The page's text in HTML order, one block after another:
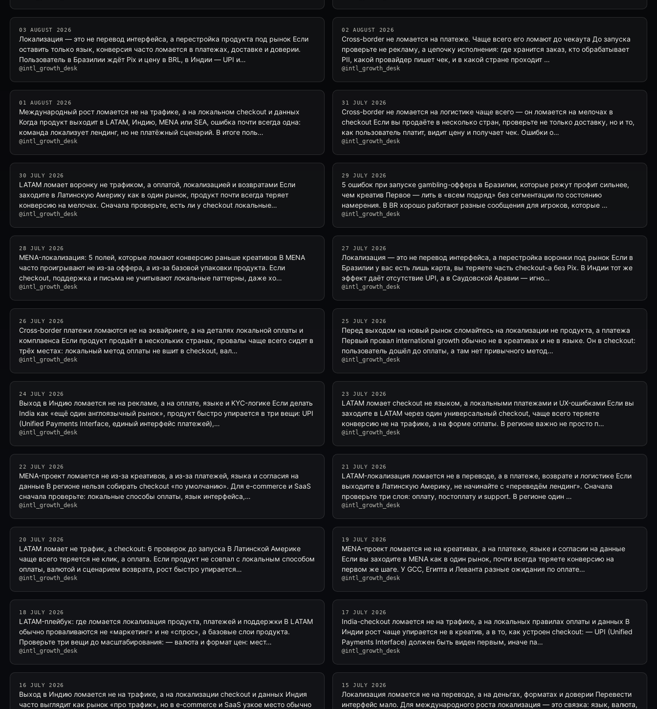
03 AUGUST 2026
Локализация — это не перевод интерфейса, а перестройка продукта под рынок Если
оставить только язык, конверсия часто ломается в платежах, доставке и доверии.
Пользователь в Бразилии ждёт Pix и цену в BRL, в Индии — UPI и…
@intl_growth_desk
02 AUGUST 2026
Cross-border не ломается на платеже. Чаще всего его ломают до чекаута До запуска
проверьте не рекламу, а цепочку исполнения: где хранится заказ, кто обрабатывает
PII, какой провайдер пишет чек, и в какой стране проходит …
@intl_growth_desk
01 AUGUST 2026
Международный рост ломается не на трафике, а на локальном checkout и данных
Когда продукт выходит в LATAM, Индию, MENA или SEA, ошибка почти всегда одна:
команда локализует лендинг, но не платёжный сценарий. В итоге поль…
@intl_growth_desk
31 JULY 2026
Cross-border не ломается на логистике чаще всего — он ломается на мелочах в
checkout Если вы продаёте в несколько стран, проверьте не только доставку, но и то,
как пользователь платит, видит цену и получает чек. Ошибки о…
@intl_growth_desk
30 JULY 2026
LATAM ломает воронку не трафиком, а оплатой, локализацией и возвратами Если
заходите в Латинскую Америку как в один рынок, продукт почти всегда теряет
конверсию на мелочах. Сначала проверьте, есть ли у checkout локальные…
@intl_growth_desk
29 JULY 2026
5 ошибок при запуске gambling-оффера в Бразилии, которые режут профит сильнее,
чем креатив Первое — лить в «всем подряд» без сегментации по состоянию
намерения. В BR хорошо работают разные сообщения для игроков, которые …
@intl_growth_desk
28 JULY 2026
MENA-локализация: 5 полей, которые ломают конверсию раньше креативов В MENA
часто проигрывают не из-за оффера, а из-за базовой упаковки продукта. Если
checkout, поддержка и письма не учитывают локальные паттерны, даже хо…
@intl_growth_desk
27 JULY 2026
Локализация — это не перевод интерфейса, а перестройка воронки под рынок Если в
Бразилии у вас есть лишь карта, вы теряете часть checkout-а без Pix. В Индии тот же
эффект даёт отсутствие UPI, а в Саудовской Аравии — игно…
@intl_growth_desk
26 JULY 2026
Cross-border платежи ломаются не на эквайринге, а на деталях локальной оплаты и
комплаенса Если продукт продаёт в нескольких странах, провалы чаще всего сидят в
трёх местах: локальный метод оплаты не вшит в checkout, вал…
@intl_growth_desk
25 JULY 2026
Перед выходом на новый рынок сломайтесь на локализации не продукта, а платежа
Первый провал international growth обычно не в креативах и не в языке. Он в checkout:
пользователь дошёл до оплаты, а там нет привычного метод…
@intl_growth_desk
24 JULY 2026
Выход в Индию ломается не на рекламе, а на оплате, языке и KYC-логике Если делать
India как «ещё один англоязычный рынок», продукт быстро упирается в три вещи: UPI
(Unified Payments Interface, единый интерфейс платежей),…
@intl_growth_desk
23 JULY 2026
LATAM ломает checkout не языком, а локальными платежами и UX-ошибками Если вы
заходите в LATAM через один универсальный checkout, чаще всего теряете
конверсию не на трафике, а на форме оплаты. В регионе важно не просто п…
@intl_growth_desk
22 JULY 2026
MENA-проект ломается не из-за креативов, а из-за платежей, языка и согласия на
данные В регионе нельзя собирать checkout «по умолчанию». Для e-commerce и SaaS
сначала проверьте: локальные способы оплаты, язык интерфейса,…
@intl_growth_desk
21 JULY 2026
LATAM-локализация ломается не в переводе, а в платеже, возврате и логистике Если
выходите в Латинскую Америку, не начинайте с «переведём лендинг». Сначала
проверьте три слоя: оплату, постоплату и support. В регионе один …
@intl_growth_desk
20 JULY 2026
LATAM ломает не трафик, а checkout: 6 проверок до запуска В Латинской Америке
чаще всего теряется не клик, а оплата. Если продукт не совпал с локальным способом
оплаты, валютой и сценарием возврата, рост быстро упирается…
@intl_growth_desk
19 JULY 2026
MENA-проект ломается не на креативах, а на платеже, языке и согласии на данные
Если вы заходите в MENA как в один рынок, почти всегда теряете конверсию на
первом же шаге. У GCC, Египта и Леванта разные ожидания по оплате…
@intl_growth_desk
18 JULY 2026
LATAM-плейбук: где ломается локализация продукта, платежей и поддержки В LATAM
обычно проваливаются не «маркетинг» и не «спрос», а базовые слои продукта.
Проверьте три вещи до масштабирования: — валюта и формат цен: мест…
@intl_growth_desk
17 JULY 2026
India-checkout ломается не на трафике, а на локальных правилах оплаты и данных В
Индии рост чаще упирается не в креатив, а в то, как устроен checkout: — UPI (Unified
Payments Interface) должен быть виден первым, иначе па…
@intl_growth_desk
16 JULY 2026
Выход в Индию ломается не на трафике, а на локализации checkout и данных Индия
часто выглядит как рынок «про трафик», но в e-commerce и SaaS узкое место обычно
15 JULY 2026
Локализация ломается не на переводе, а на деньгах, форматах и доверии Перевести
интерфейс мало. Для международного роста локализация — это связка: язык, валюта,